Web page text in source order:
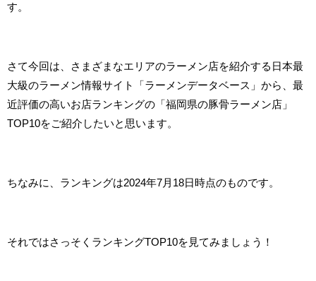
す。
さて今回は、さまざまなエリアのラーメン店を紹介する日本最
大級のラーメン情報サイト「ラーメンデータベース」から、最
近評価の高いお店ランキングの「福岡県の豚骨ラーメン店」
TOP10をご紹介したいと思います。
ちなみに、ランキングは2024年7月18日時点のものです。
それではさっそくランキングTOP10を見てみましょう！